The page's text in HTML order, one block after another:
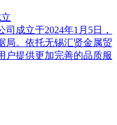
成立于2024年1月5日，
局。依托无锡汇贤金属贸
户提供更加完善的品质服